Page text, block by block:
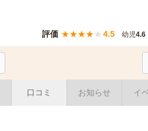
評価 ★★★★★ 4.5 幼児4.6
口コミ お知らせ イ